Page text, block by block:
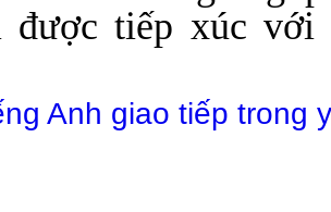
được tiếp xúc với
Anh giao tiếp trong